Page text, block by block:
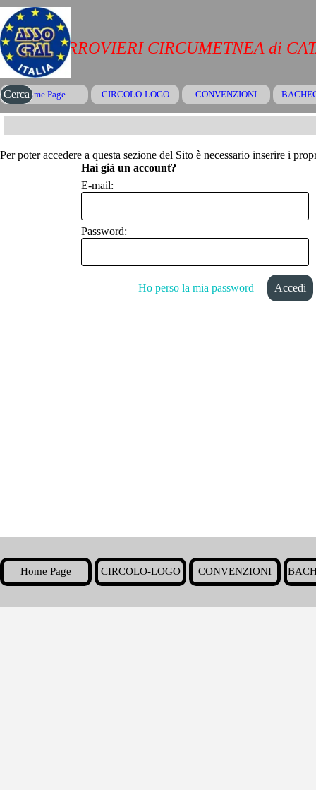
Vai ai contenuti
Salta menù
Home Page CIRCOLO-LOGO ▼
CONVENZIONI
CRAL FERROVIERI CIRCUMETNEA di
Cerca
Per poter accedere a questa sezione del Sito è necessario inserire i
Hai già un account?
E-mail:
Password:
Ho perso la mia password
Home Page CIRCOLO-LOGO ▼
CONVENZIONI